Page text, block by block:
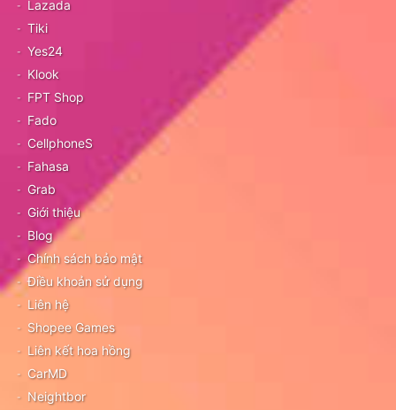
Lazada
Tiki
Yes24
Klook
FPT Shop
Fado
CellphoneS
Fahasa
Grab
Giới thiệu
Blog
Chính sách bảo mật
Điều khoản sử dụng
Liên hệ
Shopee Games
Liên kết hoa hồng
CarMD
Neightbor